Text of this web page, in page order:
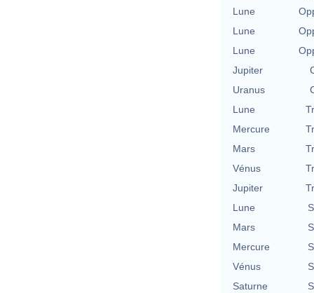
Lune
Lune
Lune
Jupiter
Uranus
Lune
Mercure
Mars
Vénus
Jupiter
Lune
Mars
Mercure
Vénus
Saturne